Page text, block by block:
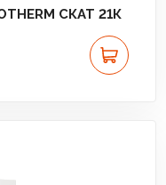
СКАТ 21К